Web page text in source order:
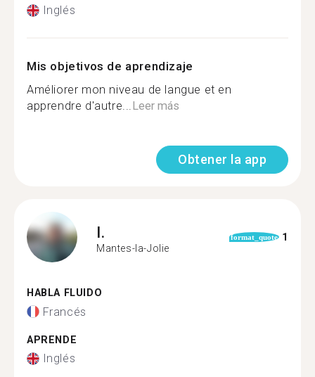
Inglés
Mis objetivos de aprendizaje
Améliorer mon niveau de langue et en
apprendre d'autre...Leer más
Obtener la app
I.
Mantes-la-Jolie
format_quote 1
HABLA FLUIDO
Francés
APRENDE
Inglés